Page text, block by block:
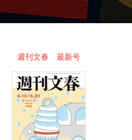
本聰氏（91...
週刊文春 最新号